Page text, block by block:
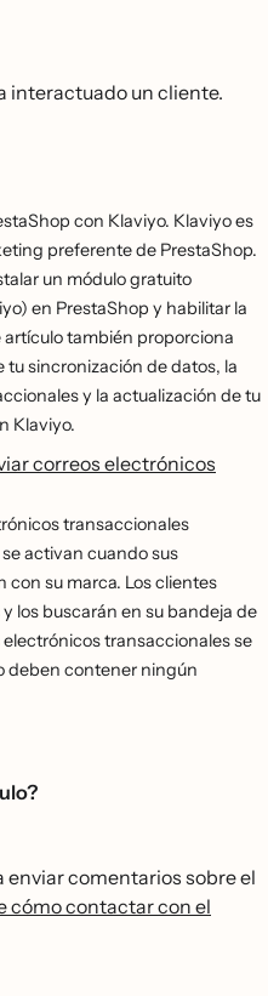
interactuado un cliente.
con Klaviyo. Klaviyo es
preferente de PrestaShop.
un módulo gratuito
en PrestaShop y habilitar la
también proporciona
sincronización de datos, la
y la actualización de tu
Klaviyo.
correos electrónicos
transaccionales
activan cuando sus
su marca. Los clientes
los buscarán en su bandeja de
transaccionales se
deben contener ningún
enviar comentarios sobre el
cómo contactar con el